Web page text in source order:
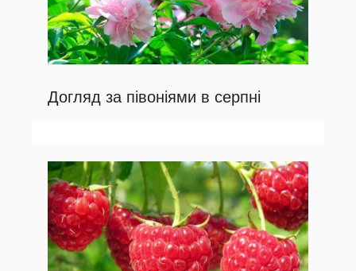
Догляд за півоніями в серпні